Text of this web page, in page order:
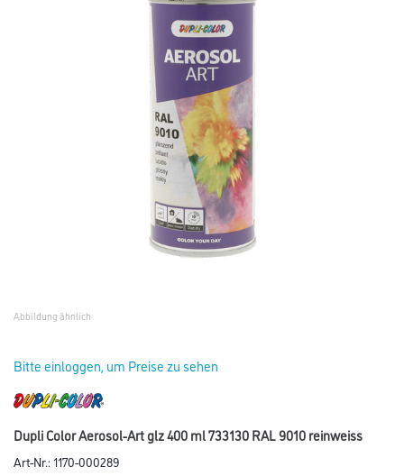
Abbildung ähnlich
Bitte einloggen, um Preise zu sehen
Dupli Color Aerosol-Art glz 400 ml 733130 RAL 9010 reinweiss
Art-Nr.:1170-000289